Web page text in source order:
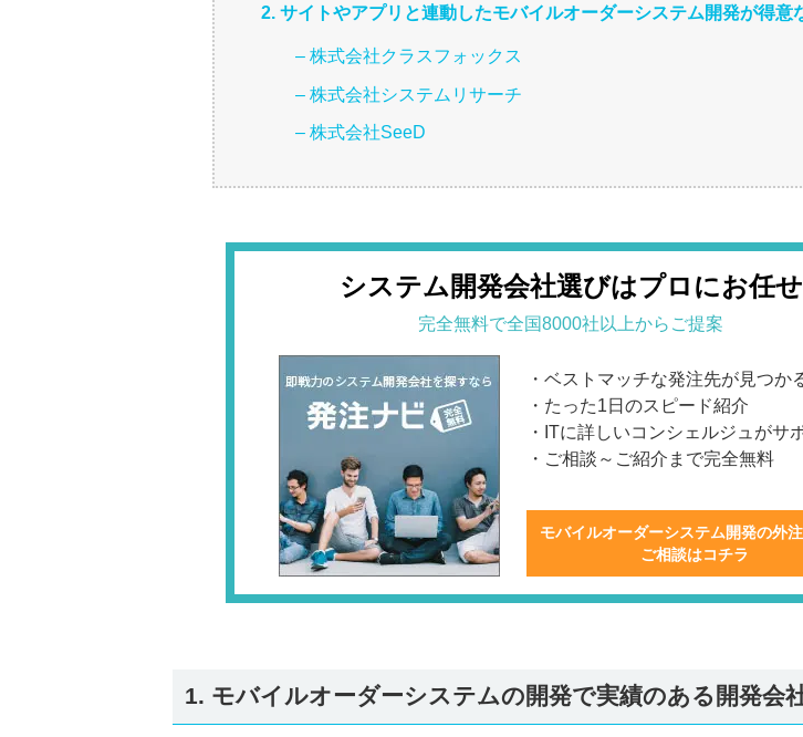
2. サイトやアプリと連動したモバイルオーダーシステム開発が得意
– 株式会社クラスフォックス
– 株式会社システムリサーチ
– 株式会社SeeD
システム開発会社選びはプロにお任せ
完全無料で全国8000社以上からご提案
・ベストマッチな発注先が見つか
・たった1日のスピード紹介
・ITに詳しいコンシェルジュがサ
・ご相談～ご紹介まで完全無料
モバイルオーダーシステム開発の外
ご相談はコチラ
1. モバイルオーダーシステムの開発で実績のある開発会